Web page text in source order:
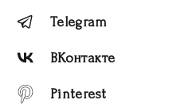
Telegram
ВКонтакте
Pinterest